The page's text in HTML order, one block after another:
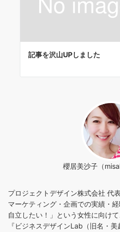
記事を沢山UPしました
櫻居美沙子（
プロジェクトデザイン株式会社 代
マーケティング・企画での実績・
自立したい！」という女性に向け
『ビジネスデザインLab（旧名・